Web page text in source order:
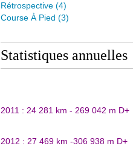
Rétrospective (4)
Course À Pied (3)
Statistiques annuelles
2011 : 24 281 km - 269 042 m D+
2012 : 27 469 km -306 938 m D+